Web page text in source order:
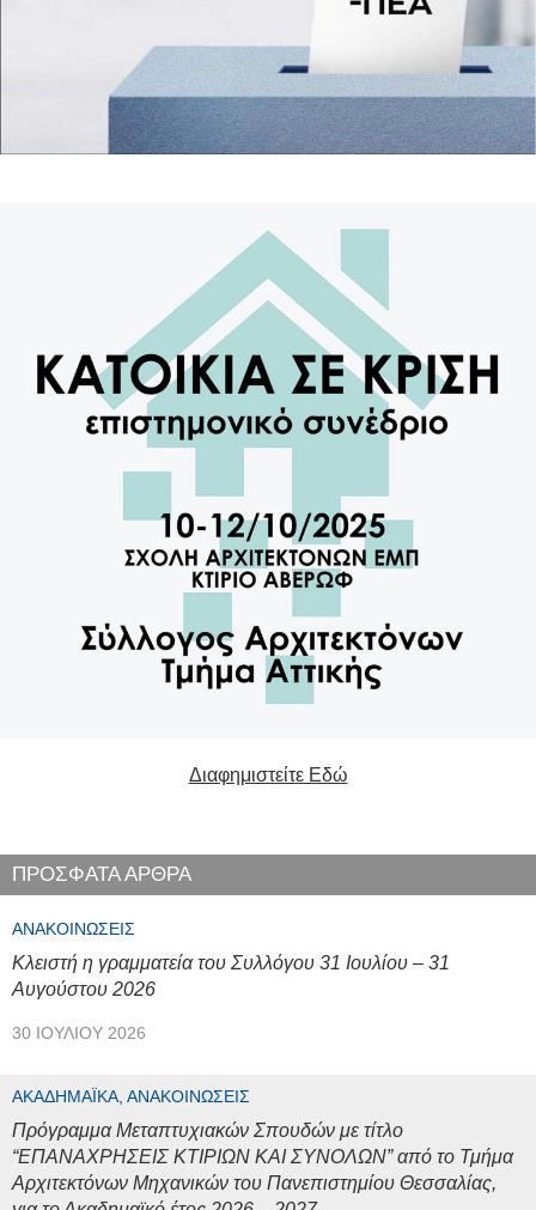
Διαφημιστείτε Εδώ
ΠΡΟΣΦΑΤΑ ΑΡΘΡΑ
ΑΝΑΚΟΙΝΏΣΕΙΣ
Κλειστή η γραμματεία του Συλλόγου 31 Ιουλίου – 31
Αυγούστου 2026
30 ΙΟΥΛΊΟΥ 2026
ΑΚΑΔΗΜΑΪΚΆ, ΑΝΑΚΟΙΝΏΣΕΙΣ
Πρόγραμμα Μεταπτυχιακών Σπουδών με τίτλο
“ΕΠΑΝΑΧΡΗΣΕΙΣ ΚΤΙΡΙΩΝ ΚΑΙ ΣΥΝΟΛΩΝ” από το Τμήμα
Αρχιτεκτόνων Μηχανικών του Πανεπιστημίου Θεσσαλίας,